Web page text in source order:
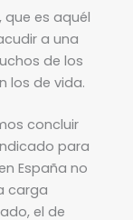
que es aquél
a una
de los
los de vida.
concluir
para
España no
carga
el de